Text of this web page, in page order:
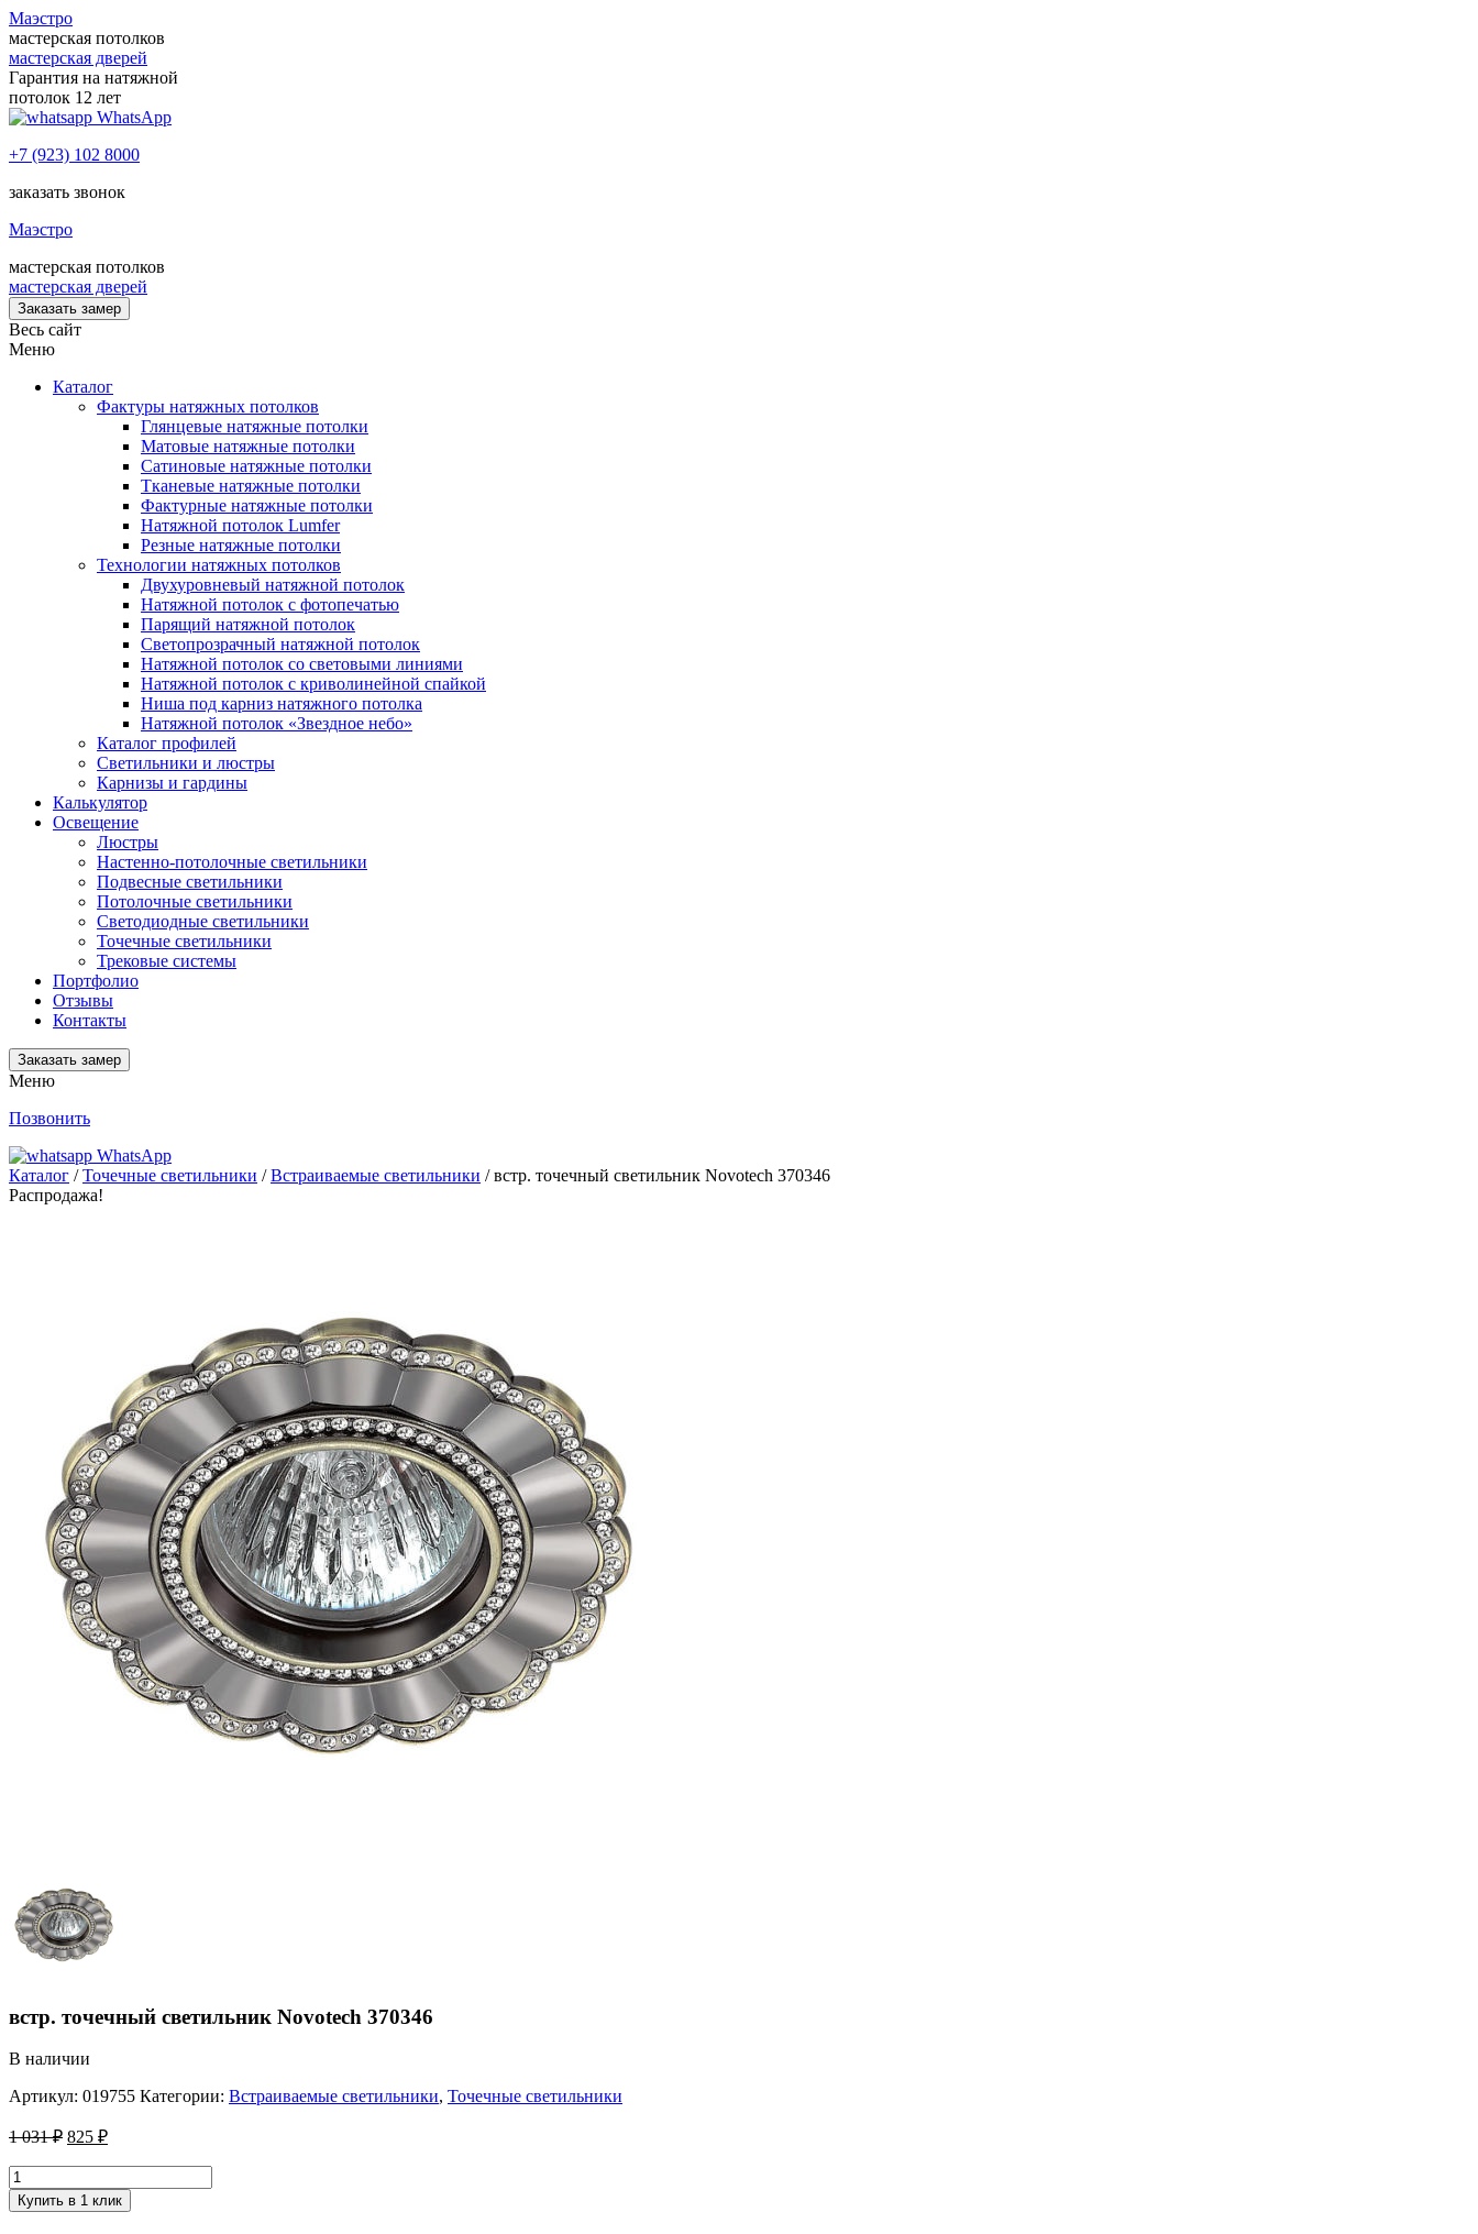
Маэстро
мастерская потолков
мастерская дверей
Гарантия на натяжной
потолок 12 лет
WhatsApp
+7 (923) 102 8000
заказать звонок
Маэстро
мастерская потолков
мастерская дверей
Заказать замер
Весь сайт
Меню
Каталог
Фактуры натяжных потолков
Глянцевые натяжные потолки
Матовые натяжные потолки
Сатиновые натяжные потолки
Тканевые натяжные потолки
Фактурные натяжные потолки
Натяжной потолок Lumfer
Резные натяжные потолки
Технологии натяжных потолков
Двухуровневый натяжной потолок
Натяжной потолок с фотопечатью
Парящий натяжной потолок
Светопрозрачный натяжной потолок
Натяжной потолок со световыми линиями
Натяжной потолок с криволинейной спайкой
Ниша под карниз натяжного потолка
Натяжной потолок «Звездное небо»
Каталог профилей
Светильники и люстры
Карнизы и гардины
Калькулятор
Освещение
Люстры
Настенно-потолочные светильники
Подвесные светильники
Потолочные светильники
Светодиодные светильники
Точечные светильники
Трековые системы
Портфолио
Отзывы
Контакты
Заказать замер
Меню
Позвонить
WhatsApp
Каталог /Точечные светильники /Встраиваемые светильники / встр. точечный светильник Novotech 370346
Распродажа!
встр. точечный светильник Novotech 370346
В наличии
Артикул: 019755 Категории: Встраиваемые светильники, Точечные светильники
1 031₽ 825 ₽
Купить в 1 клик